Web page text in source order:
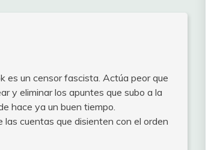
es un censor fascista. Actúa peor que
y eliminar los apuntes que subo a la
hace ya un buen tiempo.
cuentas que disienten con el orden